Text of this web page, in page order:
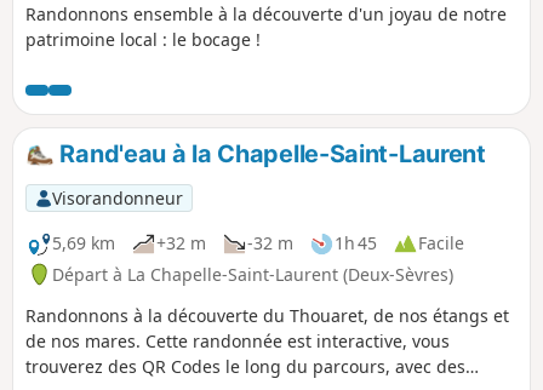
Randonnons ensemble à la découverte d'un joyau de notre
patrimoine local : le bocage !
Rand'eau à la Chapelle-Saint-Laurent
Visorandonneur
5,69 km
+32 m -32 m 1h 45
Facile
Départ à La Chapelle-Saint-Laurent (Deux-Sèvres)
Randonnons à la découverte du Thouaret, de nos étangs et
de nos mares. Cette randonnée est interactive, vous
trouverez des QR Codes le long du parcours, avec des